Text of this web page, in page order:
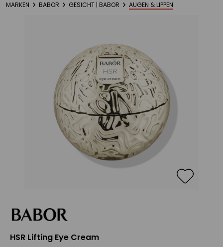
MARKEN BABOR GESICHT | BABOR AUGEN & LIPPEN
HSR Lifting Eye Cream